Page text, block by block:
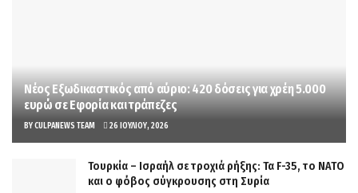
Νέος Εξωδικαστικός από αύριο: 420 δόσεις για χρέη 5.000
ευρώ σε Εφορία και τράπεζες
BYCULPANEWS TEAM 26 ΙΟΥΛΊΟΥ, 2026
Τουρκία – Ισραήλ σε τροχιά ρήξης: Τα F-35, το ΝΑΤΟ
και ο φόβος σύγκρουσης στη Συρία